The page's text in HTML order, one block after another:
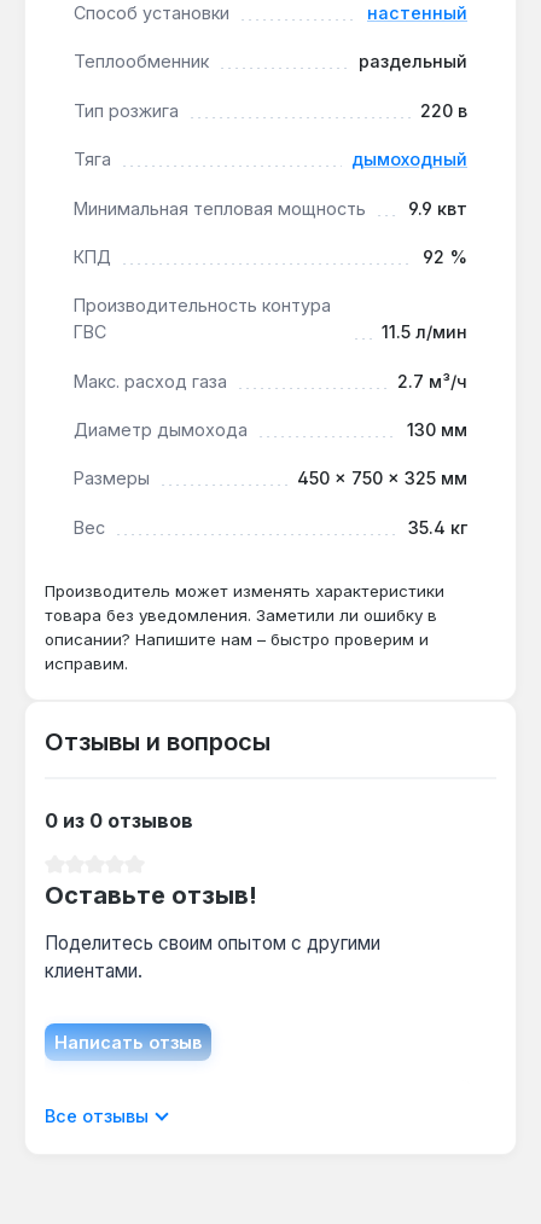
колонкой?
подключение 1/2" обеспечивают комфортный
душ и мойку без перепадов температуры.
AF?
Версия AF оснащена трёхскоростным
насосом с деаэратором и расширительным
баком 8 л — это снижает шум и упрощает
монтаж в системах с естественной
Как часто нужно чистить теплообменник?
промывка пластинчатого теплообменника из
нержавеющей стали, иначе КПД снижается
на 5-10 %.
Способ установки настенный
Теплообменник раздельный
Тип розжига 220 в
Тяга дымоходный
Минимальная тепловая мощность 9.9 квт
КПД 92 %
Производительность контура
ГВС
11.5 л/мин
Макс. расход газа 2.7 м³/ч
Диаметр дымохода 130 мм
Размеры 450 × 750 × 325 мм
Вес 35.4 кг
Производитель может изменять характеристики
товара без уведомления. Заметили ли ошибку в
описании? Напишите нам – быстро проверим и
исправим.
Отзывы и вопросы
0 из 0 отзывов
Оставьте отзыв!
Поделитесь своим опытом с другими
клиентами.
Написать отзыв
Отображать отзывы только на текущем
Все отзывы